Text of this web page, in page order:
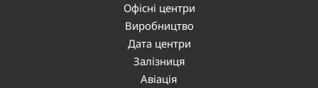
Офісні центри
Виробництво
Дата центри
Залізниця
Авіація